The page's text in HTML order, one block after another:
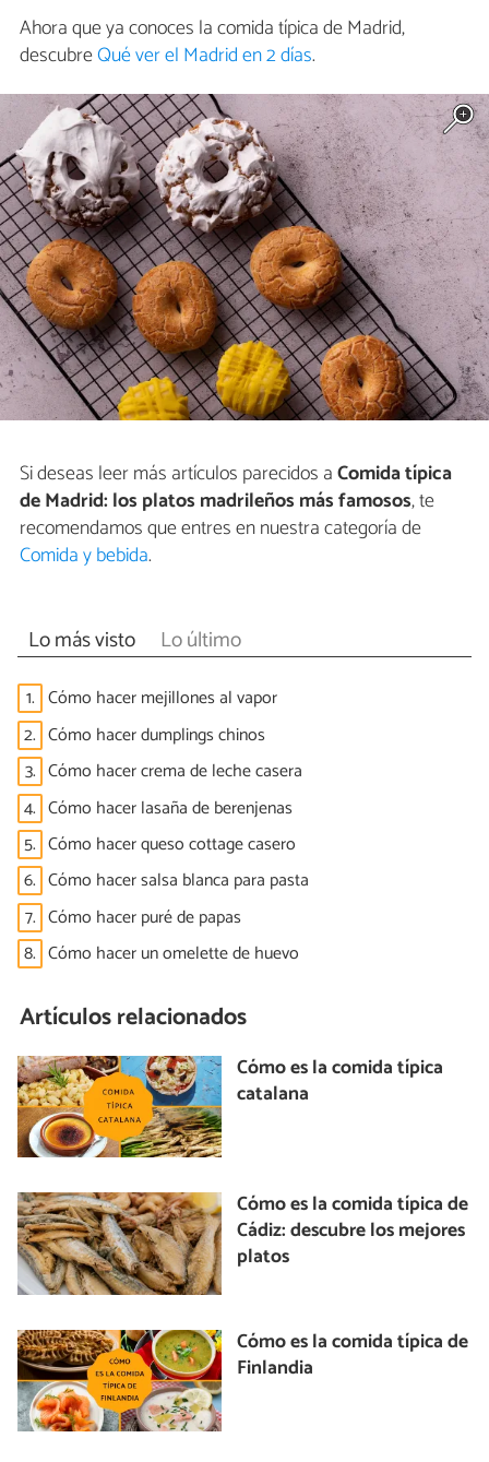
Ahora que ya conoces la comida típica de Madrid,
descubreQué ver el Madrid en 2 días.
Si deseas leer más artículos parecidos aComida típica
de Madrid: los platos madrileños más famosos, te
recomendamos que entres en nuestra categoría de
Comida y bebida.
Lo más visto Lo último
1. Cómo hacer mejillones al vapor
2. Cómo hacer dumplings chinos
3. Cómo hacer crema de leche casera
4. Cómo hacer lasaña de berenjenas
5. Cómo hacer queso cottage casero
6. Cómo hacer salsa blanca para pasta
7. Cómo hacer puré de papas
8. Cómo hacer un omelette de huevo
Artículos relacionados
Cómo es la comida típica
catalana
Cómo es la comida típica de
Cádiz: descubre los mejores
platos
Cómo es la comida típica de
Finlandia